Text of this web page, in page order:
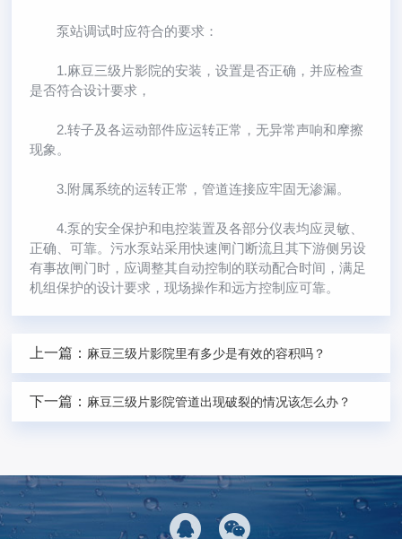
泵站调试时应符合的要求：
1.麻豆三级片影院的安装，设置是否正确，并应检查
是否符合设计要求，
2.转子及各运动部件应运转正常，无异常声响和摩擦
现象。
3.附属系统的运转正常，管道连接应牢固无渗漏。
4.泵的安全保护和电控装置及各部分仪表均应灵敏、
正确、可靠。污水泵站采用快速闸门断流且其下游侧另设
有事故闸门时，应调整其自动控制的联动配合时间，满足
机组保护的设计要求，现场操作和远方控制应可靠。
上一篇： 麻豆三级片影院里有多少是有效的容积吗？
下一篇： 麻豆三级片影院管道出现破裂的情况该怎么办？